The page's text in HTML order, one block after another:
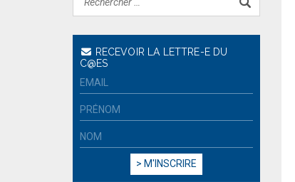
RECEVOIR LA LETTRE-E DU
C@ES